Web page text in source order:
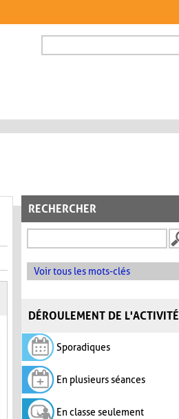
FORMULAIRE DE
RECHERCHER
Voir tous les mots-clés
DÉROULEMENT DE L'ACTIVITÉ
Sporadiques
En plusieurs séances
En classe seulement